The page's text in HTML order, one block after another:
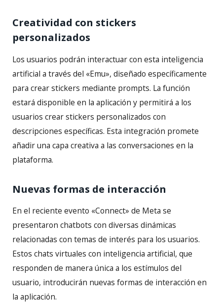
Creatividad con stickers
personalizados
Los usuarios podrán interactuar con esta inteligencia
artificial a través del «Emu», diseñado específicamente
para crear stickers mediante prompts. La función
estará disponible en la aplicación y permitirá a los
usuarios crear stickers personalizados con
descripciones específicas. Esta integración promete
añadir una capa creativa a las conversaciones en la
plataforma.
Nuevas formas de interacción
En el reciente evento «Connect» de Meta se
presentaron chatbots con diversas dinámicas
relacionadas con temas de interés para los usuarios.
Estos chats virtuales con inteligencia artificial, que
responden de manera única a los estímulos del
usuario, introducirán nuevas formas de interacción en
la aplicación.